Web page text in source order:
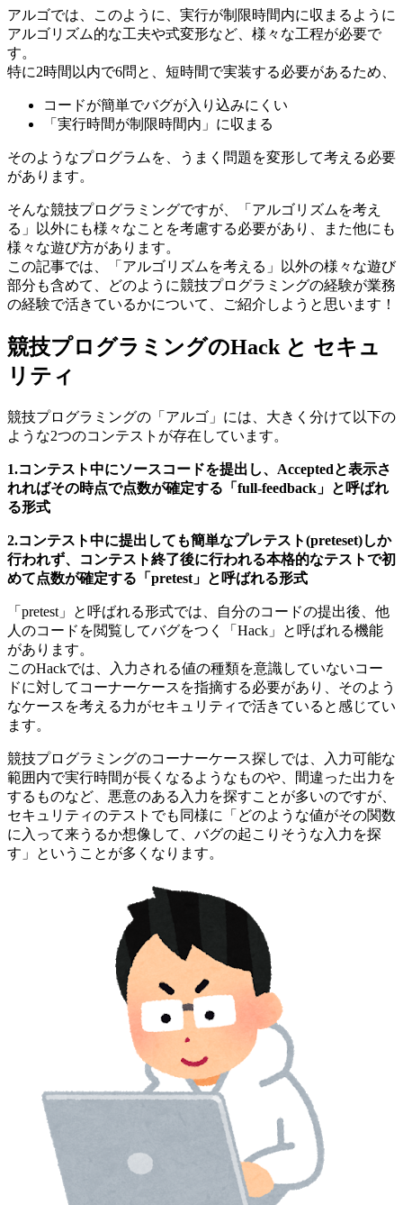
アルゴでは、このように、実行が制限時間内に収まるように
アルゴリズム的な工夫や式変形など、様々な工程が必要で
す。
特に2時間以内で6問と、短時間で実装する必要があるため、
コードが簡単でバグが入り込みにくい
「実行時間が制限時間内」に収まる
そのようなプログラムを、うまく問題を変形して考える必要
があります。
そんな競技プログラミングですが、「アルゴリズムを考え
る」以外にも様々なことを考慮する必要があり、また他にも
様々な遊び方があります。
この記事では、「アルゴリズムを考える」以外の様々な遊び
部分も含めて、どのように競技プログラミングの経験が業務
の経験で活きているかについて、ご紹介しようと思います！
競技プログラミングのHack と セキュ
リティ
競技プログラミングの「アルゴ」には、大きく分けて以下の
ような2つのコンテストが存在しています。
1.コンテスト中にソースコードを提出し、Acceptedと表示さ
れればその時点で点数が確定する「full-feedback」と呼ばれ
る形式
2.コンテスト中に提出しても簡単なプレテスト(preteset)しか
行われず、コンテスト終了後に行われる本格的なテストで初
めて点数が確定する「pretest」と呼ばれる形式
「pretest」と呼ばれる形式では、自分のコードの提出後、他
人のコードを閲覧してバグをつく「Hack」と呼ばれる機能
があります。
このHackでは、入力される値の種類を意識していないコー
ドに対してコーナーケースを指摘する必要があり、そのよう
なケースを考える力がセキュリティで活きていると感じてい
ます。
競技プログラミングのコーナーケース探しでは、入力可能な
範囲内で実行時間が長くなるようなものや、間違った出力を
するものなど、悪意のある入力を探すことが多いのですが、
セキュリティのテストでも同様に「どのような値がその関数
に入って来うるか想像して、バグの起こりそうな入力を探
す」ということが多くなります。